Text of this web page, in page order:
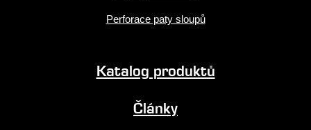
Perforace paty sloupů
Katalog produktů
Články